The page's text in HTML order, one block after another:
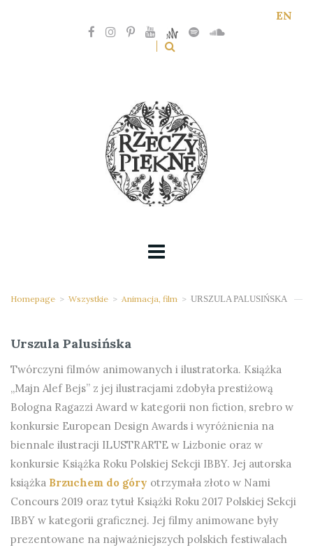
EN
Homepage > Wszystkie > Animacja, film > URSZULA PALUSIŃSKA
Urszula Palusińska
Twórczyni filmów animowanych i ilustratorka. Książka
„Majn Alef Bejs” z jej ilustracjami zdobyła prestiżową
Bologna Ragazzi Award w kategorii non fiction, srebro w
konkursie European Design Awards i wyróżnienia na
biennale ilustracji ILUSTRARTE w Lizbonie oraz w
konkursie Książka Roku Polskiej Sekcji IBBY. Jej autorska
książka Brzuchem do góry otrzymała złoto w Nami
Concours 2019 oraz tytuł Książki Roku 2017 Polskiej Sekcji
IBBY w kategorii graficznej. Jej filmy animowane były
prezentowane na najważniejszych polskich festiwalach